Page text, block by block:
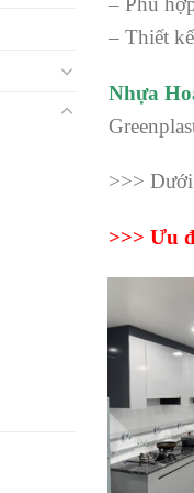
– Thiết
Nhựa
>>>
>>> Ưu